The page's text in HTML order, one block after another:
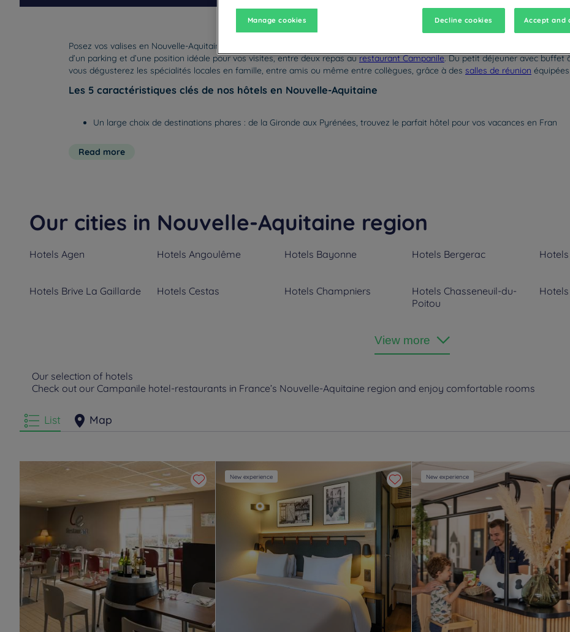
Posez vos valises en Nouvelle-Aquitaine pour un séjour convivial. Une chambre chaleureuse vous y attend dans nos hôtels de
d’un parking et d’une position idéale pour vos visites, entre deux repas aurestaurant Campanile. Du petit déjeuner avec buffet
vous dégusterez les spécialités locales en famille, entre amis ou même entre collègues, grâce à des salles de réunion
Les 5 caractéristiques clés de nos hôtels en Nouvelle-Aquitaine
Un large choix de destinations phares : de la Gironde aux Pyrénées, trouvez le parfait hôtel pour vos vacances en Fran
Read more
Our cities in Nouvelle-Aquitaine region
Hotels Agen Hotels Angoulême Hotels Bayonne Hotels Bergerac Hotels
Hotels Brive La Gaillarde Hotels Cestas Hotels Champniers Hotels Chasseneuil-du-
Poitou
Hotels
Saintes Hotels Talence Villeneuve-sur-Lot
View more
Our selection of hotels
Check out our Campanile hotel-restaurants in France’s Nouvelle-Aquitaine region and enjoy comfortable rooms
List Map
New experience New experience
Manage cookies Decline cookies Accept and